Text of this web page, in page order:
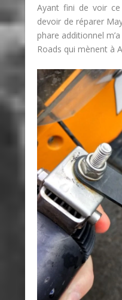
Ayant fini de voir
devoir de réparer
phare additionnel
Roads qui mènent à